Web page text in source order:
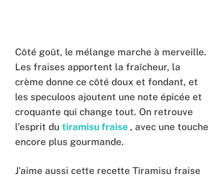
Côté goût, le mélange marche à merveille.
Les fraises apportent la fraîcheur, la
crème donne ce côté doux et fondant, et
les speculoos ajoutent une note épicée et
croquante qui change tout. On retrouve
l’esprit du tiramisu fraise , avec une touche
encore plus gourmande.
J’aime aussi cette recette Tiramisu fraise